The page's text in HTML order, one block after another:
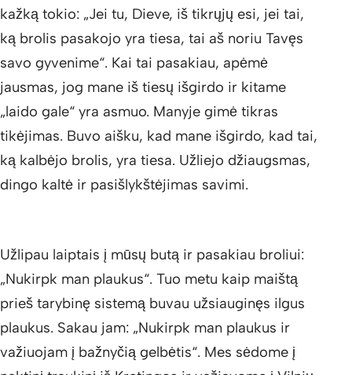
kažką tokio: „Jei tu, Dieve, iš tikrųjų esi, jei tai,
ką brolis pasakojo yra tiesa, tai aš noriu Tavęs
savo gyvenime“. Kai tai pasakiau, apėmė
jausmas, jog mane iš tiesų išgirdo ir kitame
„laido gale“ yra asmuo. Manyje gimė tikras
tikėjimas. Buvo aišku, kad mane išgirdo, kad tai,
ką kalbėjo brolis, yra tiesa. Užliejo džiaugsmas,
dingo kaltė ir pasišlykštėjimas savimi.
Užlipau laiptais į mūsų butą ir pasakiau broliui:
„Nukirpk man plaukus“. Tuo metu kaip maištą
prieš tarybinę sistemą buvau užsiauginęs ilgus
plaukus. Sakau jam: „Nukirpk man plaukus ir
važiuojam į bažnyčią gelbėtis“. Mes sėdome į